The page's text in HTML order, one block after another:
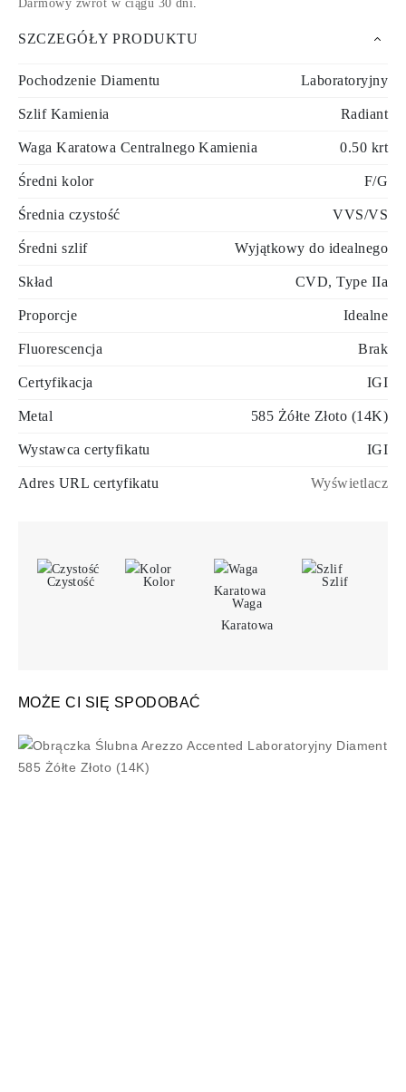
Darmowy zwrot w ciągu 30 dni
SZCZEGÓŁY PRODUKTU
Pochodzenie Diamentu Laboratoryjny
Szlif Kamienia Radiant
Waga Karatowa Centralnego Kamienia 0.50 krt
Średni kolor F/G
Średnia czystość VVS/VS
Średni szlif Wyjątkowy do idealnego
Skład CVD, Type IIa
Proporcje Idealne
Fluorescencja Brak
Certyfikacja IGI
Metal 585 Żółte Złoto (14K)
Wystawca certyfikatu IGI
Adres URL certyfikatu Wyświetlacz
Czystość
Kolor
Waga
Karatowa
Szlif
MOŻE CI SIĘ SPODOBAĆ